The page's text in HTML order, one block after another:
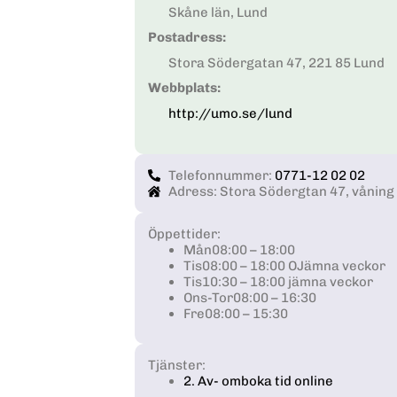
Skåne län, Lund
Postadress:
Stora Södergatan 47, 221 85 Lund
Webbplats:
http://umo.se/lund
Telefonnummer: 0771-12 02 02
Adress: Stora Södergtan 47, våning
Öppettider:
Mån08:00 – 18:00
Tis08:00 – 18:00 OJämna veckor
Tis10:30 – 18:00 jämna veckor
Ons-Tor08:00 – 16:30
Fre08:00 – 15:30
Tjänster:
2. Av- omboka tid online